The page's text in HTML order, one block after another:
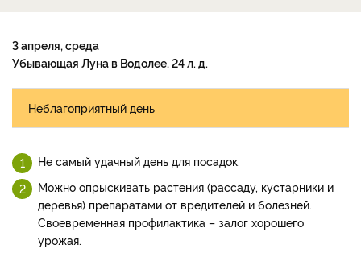
3 апреля, среда
Убывающая Луна в Водолее, 24 л. д.
Неблагоприятный день
Не самый удачный день для посадок.
Можно опрыскивать растения (рассаду, кустарники и
деревья) препаратами от вредителей и болезней.
Своевременная профилактика – залог хорошего
урожая.